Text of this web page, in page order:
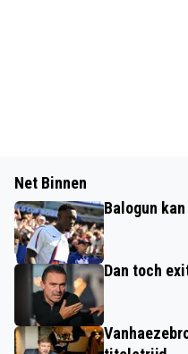
Net Binnen
Balogun
Dan toch